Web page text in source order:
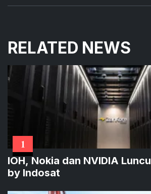
RELATED NEWS
1
IOH, Nokia dan NVIDIA
by Indosat